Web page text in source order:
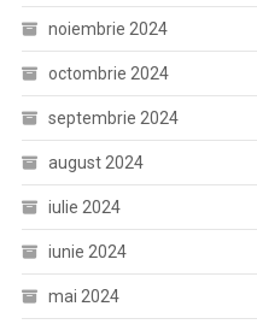
noiembrie 2024
octombrie 2024
septembrie 2024
august 2024
iulie 2024
iunie 2024
mai 2024